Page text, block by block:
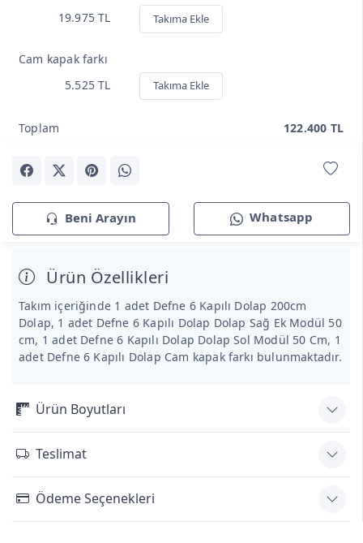
19.975 TL
Takıma Ekle
Cam kapak farkı
5.525 TL
Takıma Ekle
Toplam 122.400 TL
Beni Arayın Whatsapp
Ürün Özellikleri
Takım içeriğinde 1 adet Defne 6 Kapılı Dolap 200cm
Dolap, 1 adet Defne 6 Kapılı Dolap Dolap Sağ Ek Modül 50
cm, 1 adet Defne 6 Kapılı Dolap Dolap Sol Modül 50 Cm, 1
adet Defne 6 Kapılı Dolap Cam kapak farkı bulunmaktadır.
Ürün Boyutları
Teslimat
Ödeme Seçenekleri